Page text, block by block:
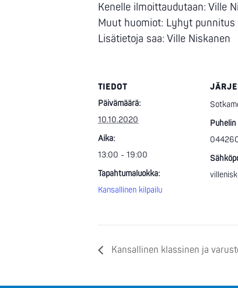
Kenelle ilmoittaudutaan: Ville
Muut huomiot: Lyhyt punnitus
Lisätietoja saa: Ville Niskanen
TIEDOT
Päivämäärä:
10.10.2020
Aika:
13:00 - 19:00
Tapahtumaluokka:
Kansallinen kilpailu
Puhelin
Kansallinen klassinen ja